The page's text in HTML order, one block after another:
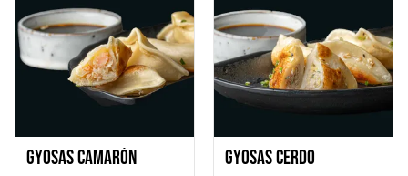
Gyosas Camarón Gyosas Cerdo